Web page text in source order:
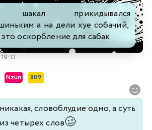
шакал прикидывался
а на дели хуе собачий,
оскорбление для сабак
Nzuri 809
словоблудие одно, а суть
четырех слов🥴